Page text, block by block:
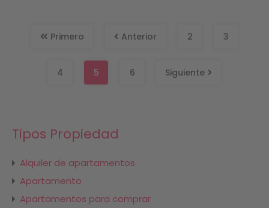
Primero Anterior 2 3
4 5 6 Siguiente
Tipos Propiedad
Alquiler de apartamentos
Apartamento
Apartamentos para comprar